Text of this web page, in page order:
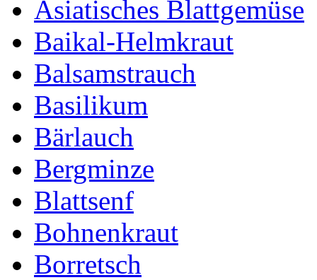
Asiatisches Blattgemüse
Baikal-Helmkraut
Balsamstrauch
Basilikum
Bärlauch
Bergminze
Blattsenf
Bohnenkraut
Borretsch